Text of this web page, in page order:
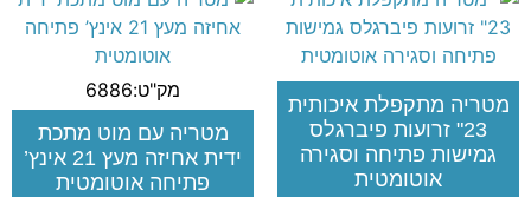
מטריה מתקפלת איכותית
23" זרועות פיברגלס
גמישות פתיחה וסגירה
אוטומטית
מק"ט:6886
מטריה עם מוט מתכת
ידית אחיזה מעץ 21 אינץ’
פתיחה אוטומטית